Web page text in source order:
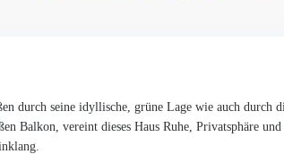
durch seine idyllische, grüne Lage wie auch durch
Balkon, vereint dieses Haus Ruhe, Privatsphäre